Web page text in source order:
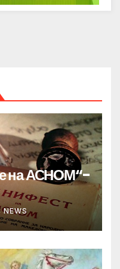
на АСНОМ“-
NEWS